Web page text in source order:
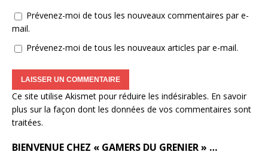
Prévenez-moi de tous les nouveaux commentaires par e-
mail.
Prévenez-moi de tous les nouveaux articles par e-mail.
Ce site utilise Akismet pour réduire les indésirables. En savoir
plus sur la façon dont les données de vos commentaires sont
traitées.
BIENVENUE CHEZ « GAMERS DU GRENIER » …